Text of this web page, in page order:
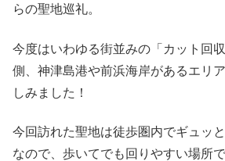
らの聖地巡礼。
今度はいわゆる街並みの「カット回
側、神津島港や前浜海岸があるエリ
しみました！
今回訪れた聖地は徒歩圏内でギュッ
なので、歩いてでも回りやすい場所で